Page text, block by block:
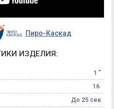
Пиро-Каскад
ИЗДЕЛИЯ:
1 "
16
До 25 сек